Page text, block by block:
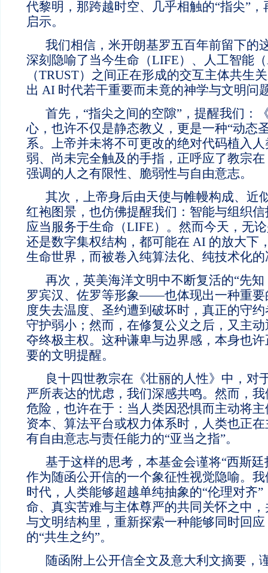
代黎明，那跨越时空、几乎相触的“指尖”
启示。
我们相信，米开朗基罗五百年前留下的
深刻隐喻了当今生命（LIFE）、人工智能
（TRUST）之间正在形成的交互主体共生
出 AI 时代若干重要而未竟的神学与文明问
首先，“指尖之间的空隙”，提醒我们：
心，也许不仅是静态教义，更是一种“动态
系。上帝并未将不可更改的绝对代码植入
弱、尚未完全触及的手指，正呼应了教宗
强调的人之有限性、脆弱性与自由意志。
其次，上帝身后由天使与帷幔构成、近
红袍图景，也仿佛提醒我们：智能与组织
应当服务于生命（LIFE）。然而今天，无
还是数字集权结构，都可能在 AI 的放大下
生命世界，而被卷入纯算法化、纯技术化
再次，英美海洋文明中不断复活的“先
罗宾汉、佐罗等形象——也体现出一种重要
度失去温度、圣约遭到破坏时，真正的守
守护弱小；然而，在修复公义之后，又主
夺终极主权。这种谦卑与边界感，本身也
要的文明提醒。
良十四世教宗在《壮丽的人性》中，对
严所表达的忧虑，我们深感共鸣。然而，
危险，也许在于：当人类因恐惧而主动将
资本、算法平台或权力体系时，人类也正
有自由意志与责任能力的“亚当之指”。
基于这样的思考，本基金会谨将“西斯
作为随函公开信的一个象征性视觉隐喻。
时代，人类能够超越单纯抽象的“伦理对齐
命、真实苦难与主体尊严的共同关怀之中
与文明结构里，重新探索一种能够同时回
的“共生之约”。
随函附上公开信全文及意大利文摘要，